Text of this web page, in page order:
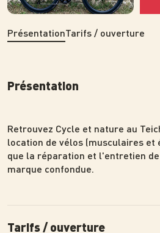
PrésentationTarifs / ouverture
Présentation
Retrouvez Cycle et nature au
location de vélos (musculaires et
que la réparation et l'entretien
marque confondue.
Tarifs / ouverture